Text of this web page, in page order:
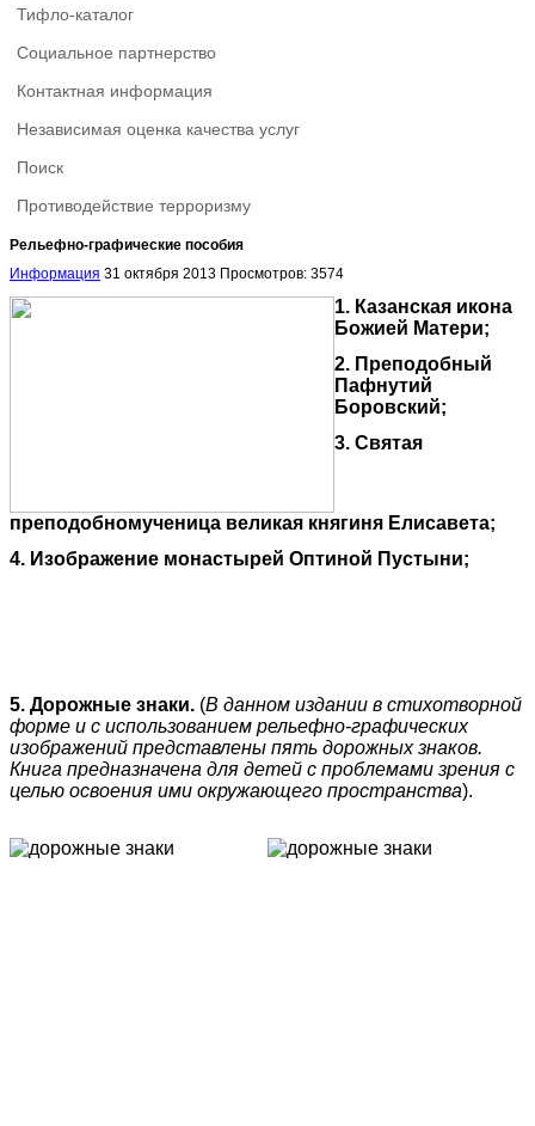
Тифло-каталог
Социальное партнерство
Контактная информация
Независимая оценка качества услуг
Поиск
Противодействие терроризму
Рельефно-графические пособия
Информация 31 октября 2013 Просмотров: 3574
1. Казанская икона
Божией Матери;
2. Преподобный
Пафнутий
Боровский;
3. Святая
преподобномученица великая княгиня Елисавета;
4. Изображение монастырей Оптиной Пустыни;
5. Дорожные знаки. (В данном издании в стихотворной
форме и с использованием рельефно-графических
изображений представлены пять дорожных знаков.
Книга предназначена для детей с проблемами зрения с
целью освоения ими окружающего пространства).